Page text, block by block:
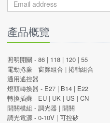
產品概覽
照明開關 - 86 | 118 | 120 | 55
電動捲廉 - 窗簾組合 | 捲軸組合
通用遙控器
燈頭轉換器 - E27 | B14 | E22
轉換插蘇 - EU | UK | US | CN
開關模組 - 調光器 | 開關
調光電源 - 0-10V | 可控矽